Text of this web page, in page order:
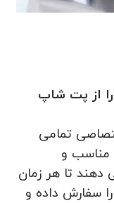
را از پت شاپ
تمامی
مناسب و
دهند تا هر زمان
سفارش داده و